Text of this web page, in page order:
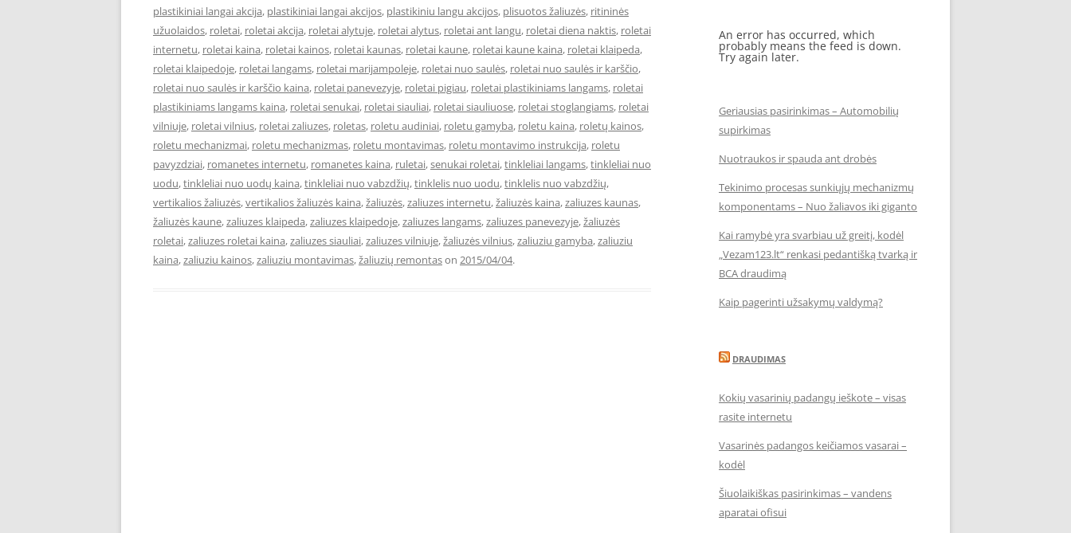
plastikiniai langai akcija, plastikiniai langai akcijos, plastikiniu langu akcijos, plisuotos žaliuzės, ritininės
užuolaidos, roletai, roletai akcija, roletai alytuje, roletai alytus, roletai ant langu, roletai diena naktis, roletai
internetu, roletai kaina, roletai kainos, roletai kaunas, roletai kaune, roletai kaune kaina, roletai klaipeda,
roletai klaipedoje, roletai langams, roletai marijampoleje, roletai nuo saulės, roletai nuo saulės ir karščio,
roletai nuo saulės ir karščio kaina, roletai panevezyje, roletai pigiau, roletai plastikiniams langams, roletai
plastikiniams langams kaina, roletai senukai, roletai siauliai, roletai siauliuose, roletai stoglangiams, roletai
vilniuje, roletai vilnius, roletai zaliuzes, roletas, roletu audiniai, roletu gamyba, roletu kaina, roletų kainos,
roletu mechanizmai, roletu mechanizmas, roletu montavimas, roletu montavimo instrukcija, roletu
pavyzdziai, romanetes internetu, romanetes kaina, ruletai,senukai roletai,tinkleliai langams,tinkleliai nuo
uodu,tinkleliai nuo uodų kaina,tinkleliai nuo vabzdžių,tinklelis nuo uodu,tinklelis nuo vabzdžių,
vertikalios žaliuzės,vertikalios žaliuzės kaina,žaliuzės,zaliuzes internetu,žaliuzės kaina,zaliuzes kaunas,
žaliuzės kaune,zaliuzes klaipeda,zaliuzes klaipedoje,zaliuzes langams,zaliuzes panevezyje,žaliuzės
roletai,zaliuzes roletai kaina,zaliuzes siauliai,zaliuzes vilniuje,žaliuzės vilnius,zaliuziu gamyba,zaliuziu
kaina,zaliuziu kainos,zaliuziu montavimas,žaliuzių remontason 2015/04/04.
An error has occurred, which
probably means the feed is down.
Try again later.
Geriausias pasirinkimas – Automobilių
supirkimas
Nuotraukos ir spauda ant drobės
Tekinimo procesas sunkiųjų mechanizmų
komponentams – Nuo žaliavos iki giganto
Kai ramybė yra svarbiau už greitį, kodėl
„Vezam123.lt“ renkasi pedantišką tvarką ir
BCA draudimą
Kaip pagerinti užsakymų valdymą?
DRAUDIMAS
Kokių vasarinių padangų ieškote – visas
rasite internetu
Vasarinės padangos keičiamos vasarai –
kodėl
Šiuolaikiškas pasirinkimas – vandens
aparatai ofisui